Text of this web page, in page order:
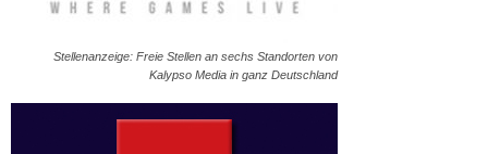
Stellenanzeige: Freie Stellen an sechs Standorten von
Kalypso Media in ganz Deutschland